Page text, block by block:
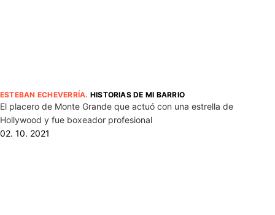
ESTEBAN ECHEVERRÍA. HISTORIAS DE MI BARRIO
El placero de Monte Grande que actuó con una estrella de
Hollywood y fue boxeador profesional
02. 10. 2021